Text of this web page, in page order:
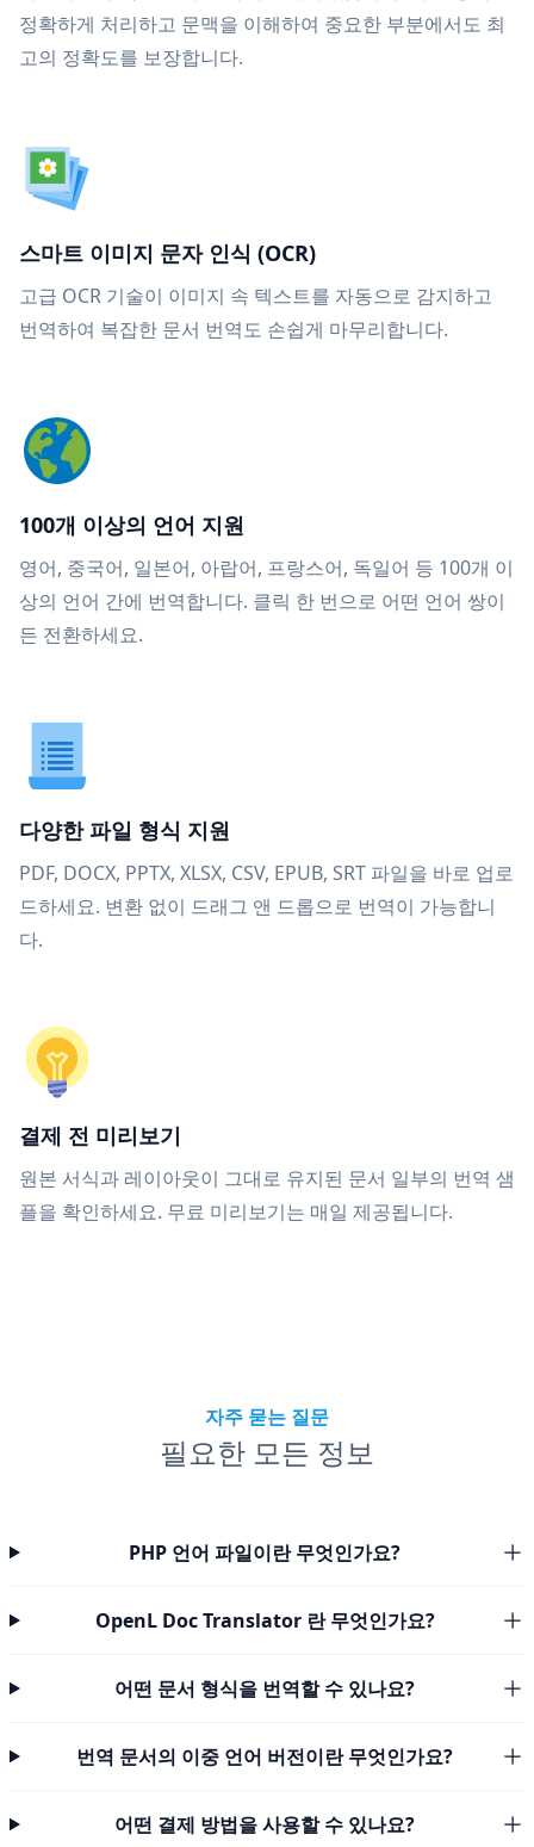
정확하게 처리하고 문맥을 이해하여 중요한 부분에서도 최
고의 정확도를 보장합니다.
스마트 이미지 문자 인식 (OCR)
고급 OCR 기술이 이미지 속 텍스트를 자동으로 감지하고
번역하여 복잡한 문서 번역도 손쉽게 마무리합니다.
100개 이상의 언어 지원
영어, 중국어, 일본어, 아랍어, 프랑스어, 독일어 등 100개 이
상의 언어 간에 번역합니다. 클릭 한 번으로 어떤 언어 쌍이
든 전환하세요.
다양한 파일 형식 지원
PDF, DOCX, PPTX, XLSX, CSV, EPUB, SRT 파일을 바로 업로
드하세요. 변환 없이 드래그 앤 드롭으로 번역이 가능합니
다.
결제 전 미리보기
원본 서식과 레이아웃이 그대로 유지된 문서 일부의 번역 샘
플을 확인하세요. 무료 미리보기는 매일 제공됩니다.
자주 묻는 질문
필요한 모든 정보
PHP 언어 파일이란 무엇인가요?
OpenL Doc Translator 란 무엇인가요?
어떤 문서 형식을 번역할 수 있나요?
번역 문서의 이중 언어 버전이란 무엇인가요?
어떤 결제 방법을 사용할 수 있나요?